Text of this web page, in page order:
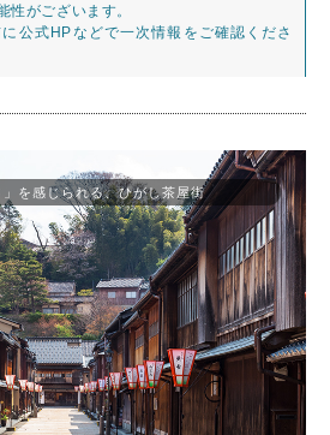
性がございます。
公式HPなどで一次情報をご確認くださ
を感じられる、ひがし茶屋街